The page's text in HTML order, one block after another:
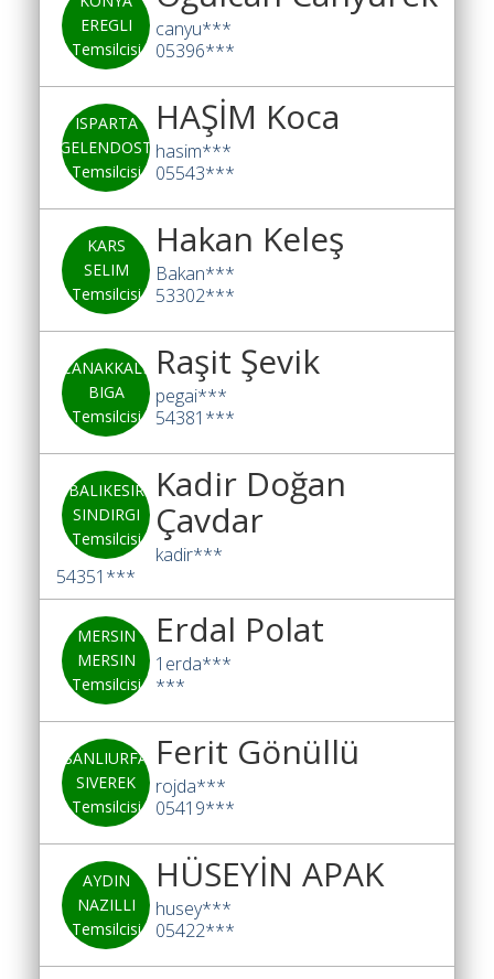
EREGLI
Temsilcisi
canyu***
05396***
ISPARTA
GELENDOST
Temsilcisi
HAŞİM Koca
hasim***
05543***
KARS
SELIM
Temsilcisi
Hakan Keleş
Bakan***
53302***
CANAKKALE
BIGA
Temsilcisi
Raşit Şevik
pegai***
54381***
BALIKESIR
SINDIRGI
Temsilcisi
Kadir Doğan
Çavdar
kadir***
54351***
MERSIN
MERSIN
Temsilcisi
Erdal Polat
1erda***
***
SANLIURFA
SIVEREK
Temsilcisi
Ferit Gönüllü
rojda***
05419***
AYDIN
NAZILLI
Temsilcisi
HÜSEYİN APAK
husey***
05422***